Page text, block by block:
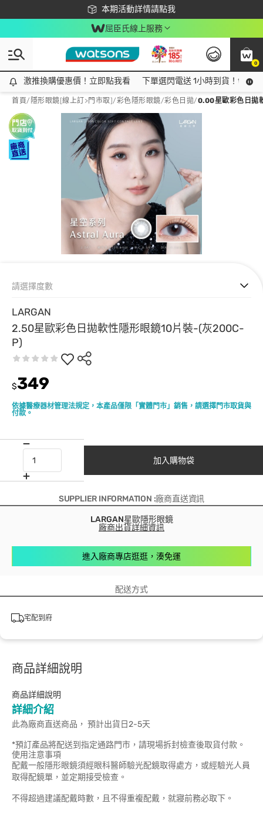
本期活動詳情請點我
下載app最高回饋$350
屈臣氏線上服務
0
激推換購優惠價！立即點我看
激推換購優惠價！立即點我看 下單選閃電送 1小時到貨！領神
首頁/ 隱形眼鏡[線上訂>門市取]/彩色隱形眼鏡/彩色日拋/0.00星歐彩色日拋
LARGAN
2.50星歐彩色日拋軟性隱形眼鏡10片裝-(灰200C-
P)
依據醫療器材管理法規定，本產品僅限「實體門市」銷售，請選擇門市取貨與
付款。
$349
請選擇度數
加入購物袋
SUPPLIER INFORMATION :廠商直送資訊
LARGAN星歐隱形眼鏡
廠商出貨詳細資訊
進入廠商專店逛逛，湊免運
配送方式
宅配到府
商品詳細說明
商品詳細說明
詳細介紹
此為廠商直送商品， 預計出貨日2-5天
*預訂產品將配送到指定通路門市，請現場拆封檢查後取貨付款。
使用注意事項
配戴一般隱形眼鏡須經眼科醫師驗光配鏡取得處方，或經驗光人員
取得配鏡單，並定期接受檢查。
不得超過建議配戴時數，且不得重複配戴，就寢前務必取下。